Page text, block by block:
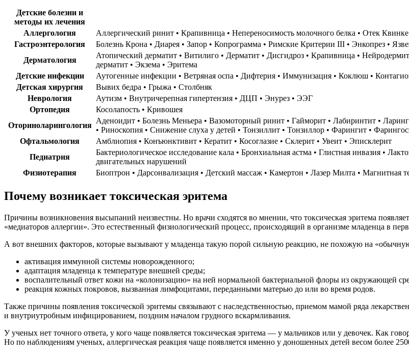
Детские болезни и
методы их лечения
Аллергология
Гастроэнтерология
Болезнь Крона • Диарея • Запор • Копрограмма • Римские Критерии III • Энкопрез •
Дерматология
Атопический дерматит • Витилиго • Дерматит‏‎ • Дисгидроз‏‎ • Крапивница • Нейродермит‏‎ • Пеленочный дерматит • Псориаз • Розовый лишай‏‎ • Себорейный детский
Детские инфекции
Детская хирургия
Неврология
Аутизм • Внутричерепная гипертензия • ДЦП‏‎ • Энурез‏‎ • ЭЭГ
Ортопедия
Косолапость • Кривошея
Оториноларингология
Аденоидит • Болезнь Меньера‏‎ • Вазомоторный ринит • Гайморит •‏‎ Лабиринтит‏‎ • Ларингит‏‎ • Ларингоскопия‏‎ • Отит •‏‎ Отоскопия‏‎ • Мастоидит‏‎ • Ринит‏‎ • Риносинусит‏‎
Офтальмология
Педиатрия
Бактериологическое исследование кала • Бронхиальная астма • Глистная инвазия • Лактозная
двигательных нарушений
Физиотерапия
Биоптрон • Дарсонвализация • Детский массаж
Почему возникает токсическая эритема
Причины возникновения высыпаний неизвестны. Но врачи сходятся во мнении, что токсическая эритема
«медиаторов аллергии». Это естественный физиологический процесс, происходящий в организме младенца в
А вот внешних факторов, которые вызывают у младенца такую порой сильную реакцию, не похожую на
активация иммунной системы новорожденного;
адаптация младенца к температуре внешней среды;
воспалительный ответ кожи на «колонизацию» на ней нормальной бактериальной флоры из окружающей
реакция кожных покровов, вызванная лимфоцитами, переданными матерью до или во время родов.
Также причины появления токсической эритемы связывают с наследственностью, приемом мамой ряда
и внутриутробным инфицированием, поздним началом грудного вскармливания.
У ученых нет точного ответа, у кого чаще появляется токсическая эритема — у мальчиков или у девочек. Как
Но по наблюдениям ученых, аллергическая реакция чаще появляется именно у доношенных детей весом более